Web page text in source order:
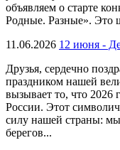
объявляем о старте
Родные. Разные». Это
11.06.2026 12 июня -
Друзья, сердечно
праздником нашей
вызывает то, что 2026
России. Этот
силу нашей страны:
берегов...